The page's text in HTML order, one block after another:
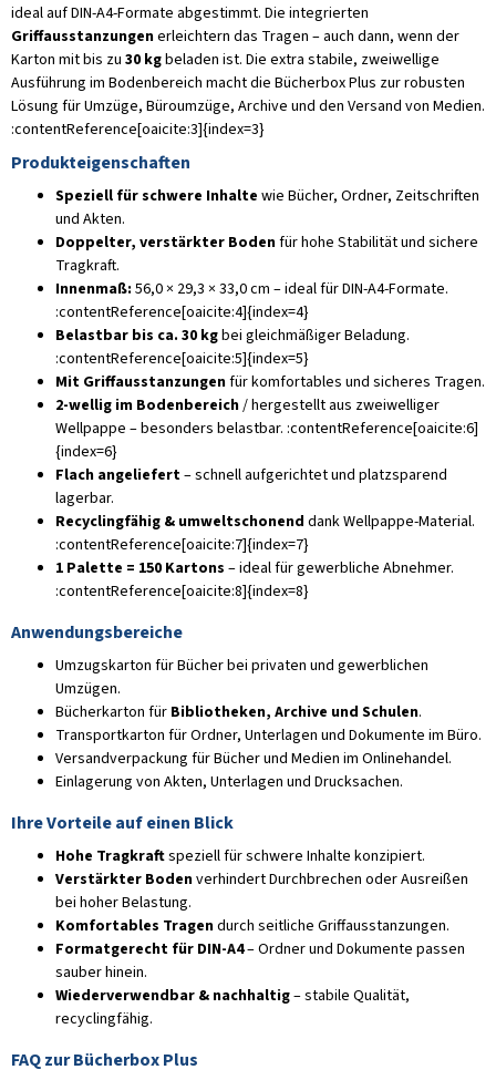
ideal auf DIN-A4-Formate abgestimmt. Die integrierten
Griffausstanzungenerleichtern das Tragen – auch dann, wenn der
Karton mit bis zu 30 kgbeladen ist. Die extra stabile, zweiwellige
Ausführung im Bodenbereich macht die Bücherbox Plus zur robusten
Lösung für Umzüge, Büroumzüge, Archive und den Versand von Medien.
:contentReference[oaicite:3]{index=3}
Produkteigenschaften
Speziell für schwere Inhalte wie Bücher, Ordner, Zeitschriften
und Akten.
Doppelter, verstärkter Bodenfür hohe Stabilität und sichere
Tragkraft.
Innenmaß: 56,0 × 29,3 × 33,0 cm – ideal für DIN-A4-Formate.
:contentReference[oaicite:4]{index=4}
Belastbar bis ca. 30 kgbei gleichmäßiger Beladung.
:contentReference[oaicite:5]{index=5}
Mit Griffausstanzungenfür komfortables und sicheres Tragen.
2-wellig im Bodenbereich/ hergestellt aus zweiwelliger
Wellpappe – besonders belastbar. :contentReference[oaicite:6]
{index=6}
Flach angeliefert– schnell aufgerichtet und platzsparend
lagerbar.
Recyclingfähig & umweltschonend dank Wellpappe-Material.
:contentReference[oaicite:7]{index=7}
1 Palette = 150 Kartons – ideal für gewerbliche Abnehmer.
:contentReference[oaicite:8]{index=8}
Anwendungsbereiche
Umzugskarton für Bücher bei privaten und gewerblichen
Umzügen.
Bücherkarton für Bibliotheken, Archive und Schulen.
Transportkarton für Ordner, Unterlagen und Dokumente im Büro.
Versandverpackung für Bücher und Medien im Onlinehandel.
Einlagerung von Akten, Unterlagen und Drucksachen.
Ihre Vorteile auf einen Blick
Hohe Tragkraftspeziell für schwere Inhalte konzipiert.
Verstärkter Bodenverhindert Durchbrechen oder Ausreißen
bei hoher Belastung.
Komfortables Tragendurch seitliche Griffausstanzungen.
Formatgerecht für DIN-A4– Ordner und Dokumente passen
sauber hinein.
Wiederverwendbar & nachhaltig– stabile Qualität,
recyclingfähig.
FAQ zur Bücherbox Plus